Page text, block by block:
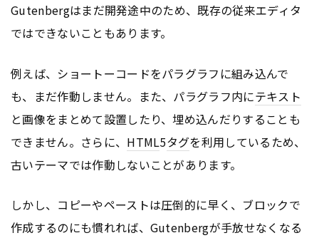
Gutenbergはまだ開発途中のため、既存の従来エディタ
ではできないこともあります。
例えば、ショートーコードをパラグラフに組み込んで
も、まだ作動しません。また、パラグラフ内にテキスト
と画像をまとめて設置したり、埋め込んだりすることも
できません。さらに、 HTML5タグを利用しているため、
古いテーマでは作動しないことがあります。
しかし、コピーやペーストは圧倒的に早く、ブロックで
作成するのにも慣れれば、Gutenbergが手放せなくなる